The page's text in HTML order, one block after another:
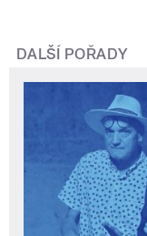
DALŠÍ POŘADY